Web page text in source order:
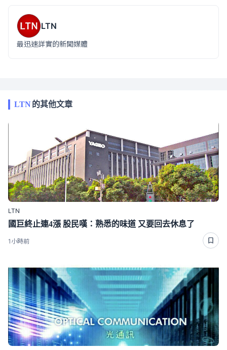
LTN
最迅速詳實的新聞媒體
LTN的其他文章
LTN
國巨終止連4漲 股民嘆：熟悉的味道 又要回去休息了
1小時前